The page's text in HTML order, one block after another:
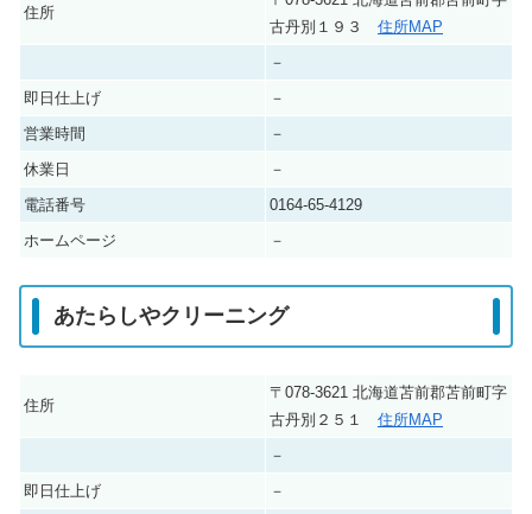
住所
古丹別１９３ 住所MAP
－
即日仕上げ
－
営業時間
－
休業日
－
電話番号
0164-65-4129
ホームページ
－
あたらしやクリーニング
住所
〒078-3621 北海道苫前郡苫前町字
古丹別２５１ 住所MAP
－
即日仕上げ
－